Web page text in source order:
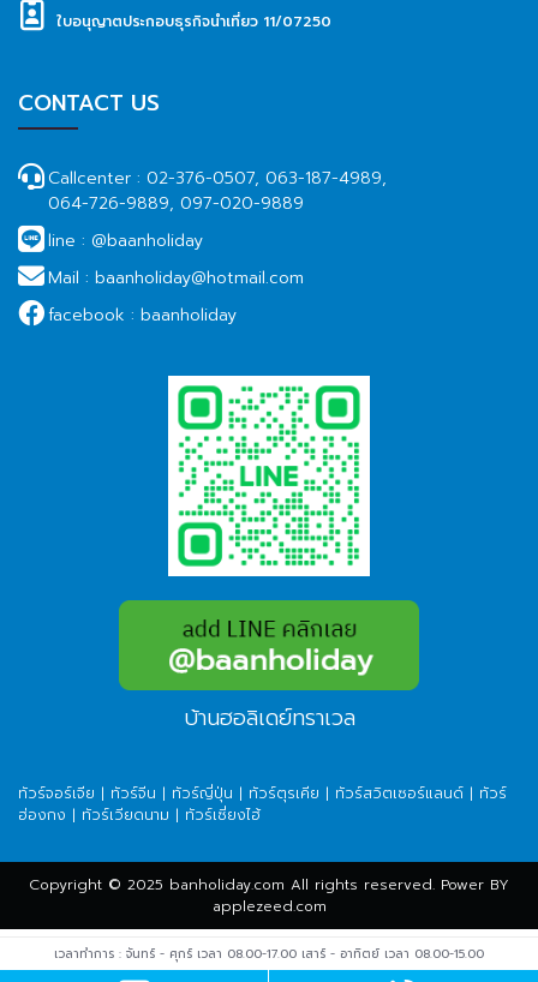
ใบอนุญาตประกอบธุรกิจนำเที่ยว 11/07250
CONTACT US
Callcenter : 02-376-0507, 063-187-4989,
064-726-9889, 097-020-9889
line : @baanholiday
Mail : baanholiday@hotmail.com
facebook : baanholiday
บ้านฮอลิเดย์ทราเวล
ทัวร์จอร์เจีย | ทัวร์จีน | ทัวร์ญี่ปุ่น | ทัวร์ตุรเคีย | ทัวร์สวิตเซอร์แลนด์ | ทัวร์
ฮ่องกง | ทัวร์เวียดนาม | ทัวร์เซี่ยงไฮ้
Copyright © 2025 banholiday.com All rights reserved. Power BY
applezeed.com
เวลาทำการ : จันทร์ - ศุกร์ เวลา 08.00-17.00 เสาร์ - อาทิตย์ เวลา 08.00-15.00